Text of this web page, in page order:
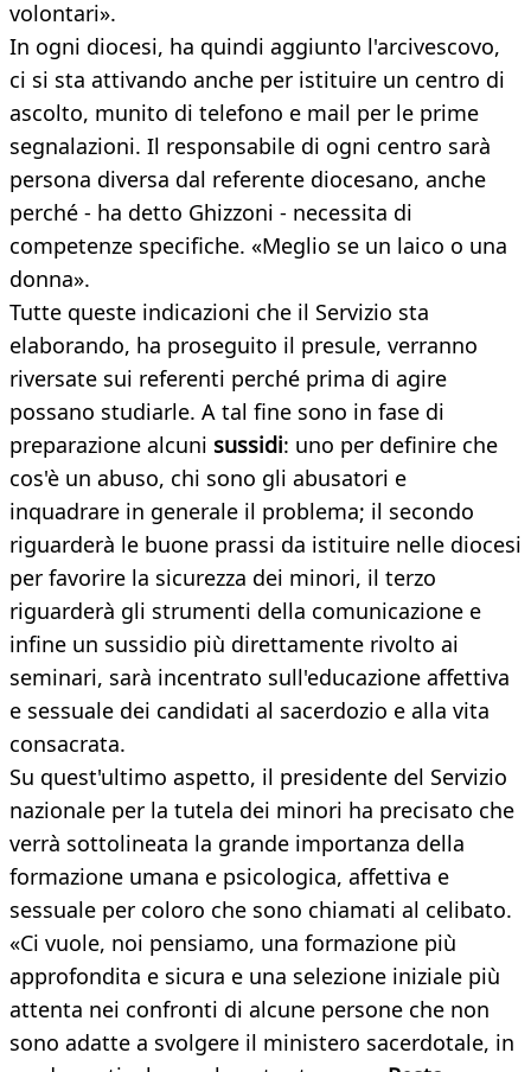
volontari».
In ogni diocesi, ha quindi aggiunto l'arcivescovo,
ci si sta attivando anche per istituire un centro di
ascolto, munito di telefono e mail per le prime
segnalazioni. Il responsabile di ogni centro sarà
persona diversa dal referente diocesano, anche
perché - ha detto Ghizzoni - necessita di
competenze specifiche. «Meglio se un laico o una
donna».
Tutte queste indicazioni che il Servizio sta
elaborando, ha proseguito il presule, verranno
riversate sui referenti perché prima di agire
possano studiarle. A tal fine sono in fase di
preparazione alcuni sussidi: uno per definire che
cos'è un abuso, chi sono gli abusatori e
inquadrare in generale il problema; il secondo
riguarderà le buone prassi da istituire nelle diocesi
per favorire la sicurezza dei minori, il terzo
riguarderà gli strumenti della comunicazione e
infine un sussidio più direttamente rivolto ai
seminari, sarà incentrato sull'educazione affettiva
e sessuale dei candidati al sacerdozio e alla vita
consacrata.
Su quest'ultimo aspetto, il presidente del Servizio
nazionale per la tutela dei minori ha precisato che
verrà sottolineata la grande importanza della
formazione umana e psicologica, affettiva e
sessuale per coloro che sono chiamati al celibato.
«Ci vuole, noi pensiamo, una formazione più
approfondita e sicura e una selezione iniziale più
attenta nei confronti di alcune persone che non
sono adatte a svolgere il ministero sacerdotale, in